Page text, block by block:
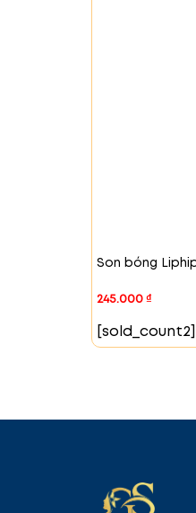
#05 Deep
Son bóng
245.000₫
[sold_count2]